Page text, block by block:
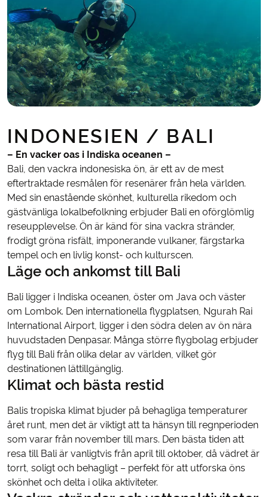
INDONESIEN / BALI
– En vacker oas i Indiska oceanen –
Bali, den vackra indonesiska ön, är ett av de mest
eftertraktade resmålen för resenärer från hela världen.
Med sin enastående skönhet, kulturella rikedom och
gästvänliga lokalbefolkning erbjuder Bali en oförglömlig
reseupplevelse. Ön är känd för sina vackra stränder,
frodigt gröna risfält, imponerande vulkaner, färgstarka
tempel och en livlig konst- och kulturscen.
Läge och ankomst till Bali
Bali ligger i Indiska oceanen, öster om Java och väster
om Lombok. Den internationella flygplatsen, Ngurah Rai
International Airport, ligger i den södra delen av ön nära
huvudstaden Denpasar. Många större flygbolag erbjuder
flyg till Bali från olika delar av världen, vilket gör
destinationen lättillgänglig.
Klimat och bästa restid
Balis tropiska klimat bjuder på behagliga temperaturer
året runt, men det är viktigt att ta hänsyn till regnperioden
som varar från november till mars. Den bästa tiden att
resa till Bali är vanligtvis från april till oktober, då vädret är
torrt, soligt och behagligt – perfekt för att utforska öns
skönhet och delta i olika aktiviteter.